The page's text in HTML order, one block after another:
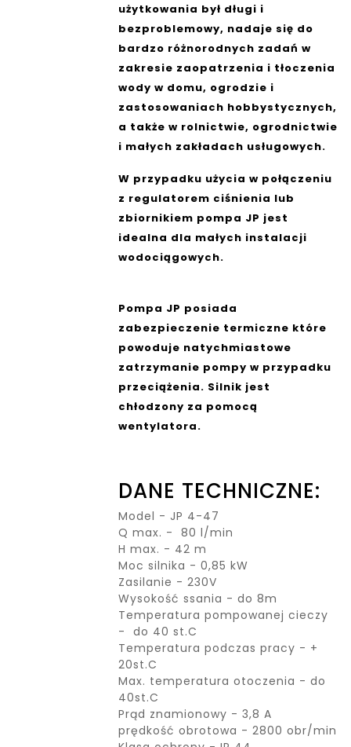
użytkowania był długi i
bezproblemowy, nadaje się do
bardzo różnorodnych zadań w
zakresie zaopatrzenia i tłoczenia
wody w domu, ogrodzie i
zastosowaniach hobbystycznych,
a także w rolnictwie, ogrodnictwie
i małych zakładach usługowych.
W przypadku użycia w połączeniu
z regulatorem ciśnienia lub
zbiornikiem pompa JP jest
idealna dla małych instalacji
wodociągowych.
Pompa JP posiada
zabezpieczenie termiczne które
powoduje natychmiastowe
zatrzymanie pompy w przypadku
przeciążenia. Silnik jest
chłodzony za pomocą
wentylatora.
DANE TECHNICZNE:
Model - JP 4-47
Q max. - 80 l/min
H max. - 42 m
Moc silnika - 0,85 kW
Zasilanie - 230V
Wysokość ssania - do 8m
Temperatura pompowanej cieczy
- do 40 st.C
Temperatura podczas pracy - +
20st.C
Max. temperatura otoczenia - do
40st.C
Prąd znamionowy - 3,8 A
prędkość obrotowa - 2800 obr/min